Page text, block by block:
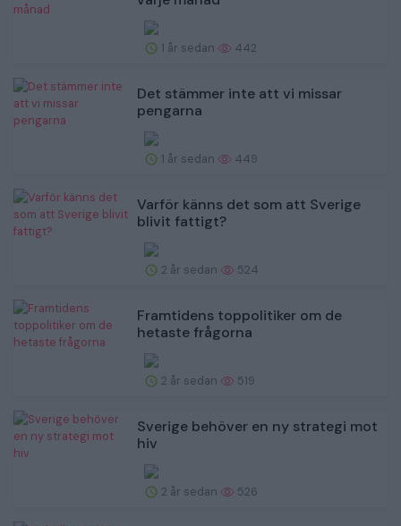
1 år sedan 442
Det stämmer inte att vi missar
pengarna
1 år sedan 449
Varför känns det som att Sverige
blivit fattigt?
2 år sedan 524
Framtidens toppolitiker om de
hetaste frågorna
2 år sedan 519
Sverige behöver en ny strategi mot
hiv
2 år sedan 526